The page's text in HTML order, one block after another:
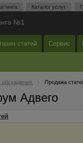
Каталог услуг
№1
статей Сервис
обсуждения Продажа
Адвего